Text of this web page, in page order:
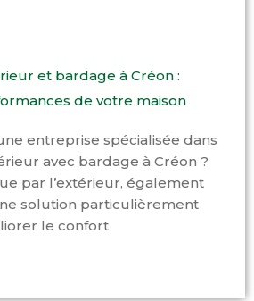
et bardage à Créon :
de votre maison
entreprise spécialisée dans
avec bardage à Créon ?
par l’extérieur, également
solution particulièrement
le confort